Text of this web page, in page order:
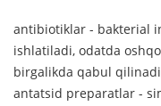
antibiotiklar - bakterial
ishlatiladi, odatda
birgalikda qabul
antatsid preparatlar -